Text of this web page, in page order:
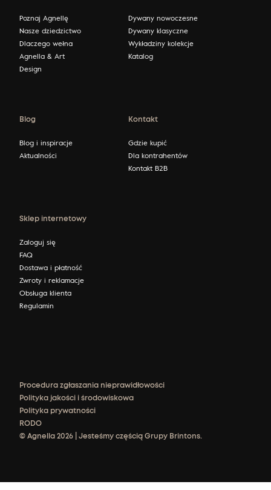
Poznaj Agnellę
Nasze dziedzictwo
Dlaczego wełna
Agnella & Art
Design
Dywany nowoczesne
Dywany klasyczne
Wykładziny kolekcje
Katalog
Blog
Blog i inspiracje
Aktualności
Kontakt
Gdzie kupić
Dla kontrahentów
Kontakt B2B
Sklep internetowy
Zaloguj się
FAQ
Dostawa i płatność
Zwroty i reklamacje
Obsługa klienta
Regulamin
Procedura zgłaszania nieprawidłowości
Polityka jakości i środowiskowa
Polityka prywatności
RODO
© Agnella 2026 | Jesteśmy częścią Grupy Brintons.